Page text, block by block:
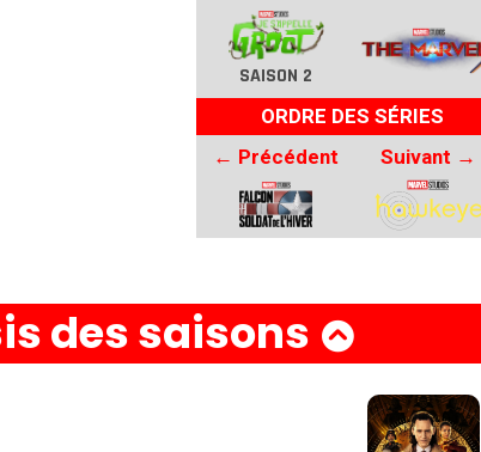
SAISON 2
ORDRE DES SÉRIES
← Précédent Suivant →
des saisons